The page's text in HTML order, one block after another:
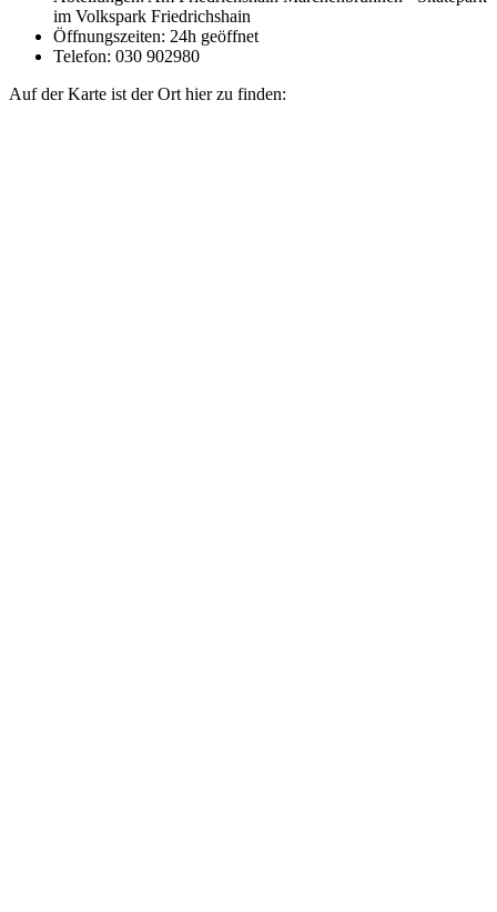
im Volkspark Friedrichshain
Öffnungszeiten: 24h geöffnet
Telefon: 030 902980
Auf der Karte ist der Ort hier zu finden: